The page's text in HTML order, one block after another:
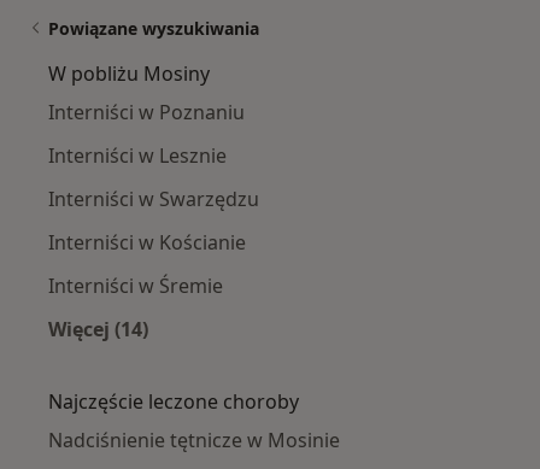
Powiązane wyszukiwania
W pobliżu Mosiny
Interniści w Poznaniu
Interniści w Lesznie
Interniści w Swarzędzu
Interniści w Kościanie
Interniści w Śremie
Więcej (14)
Najczęście leczone choroby
Nadciśnienie tętnicze w Mosinie